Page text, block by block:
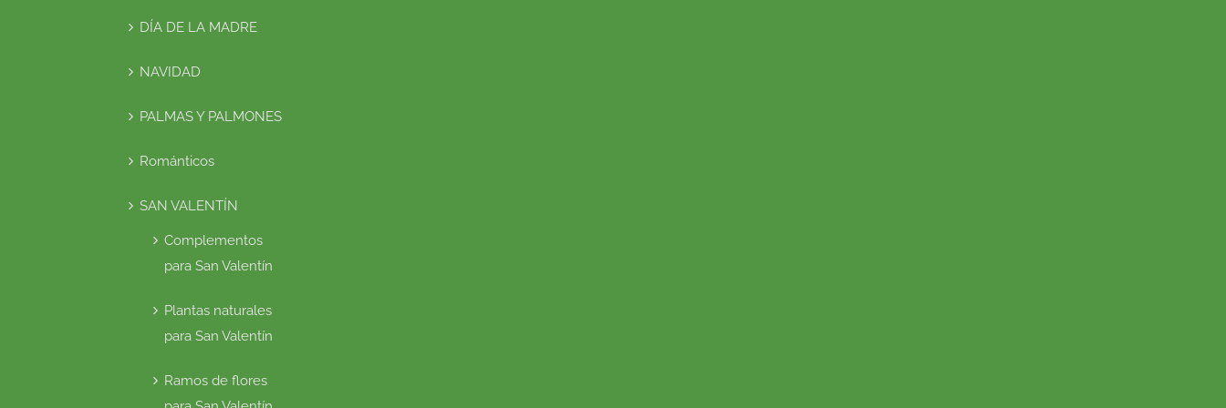
DÍA DE LA MADRE
NAVIDAD
PALMAS Y PALMONES
Románticos
SAN VALENTÍN
Complementos
para San Valentín
Plantas naturales
para San Valentín
Ramos de flores